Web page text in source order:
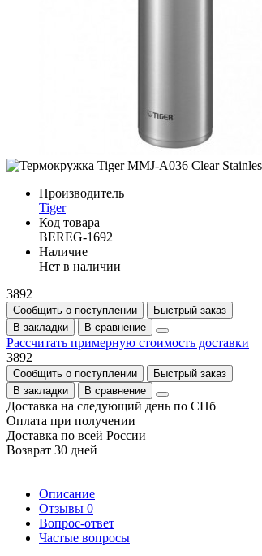
Производитель
Tiger
Код товара
BEREG-1692
Наличие
Нет в наличии
3892
Сообщить о поступлении
Быстрый заказ
В закладки
В сравнение
Рассчитать примерную стоимость доставки
3892
Сообщить о поступлении
Быстрый заказ
В закладки
В сравнение
Доставка на следующий день по СПб
Оплата при получении
Доставка по всей России
Возврат 30 дней
Описание
Отзывы 0
Вопрос-ответ
Частые вопросы